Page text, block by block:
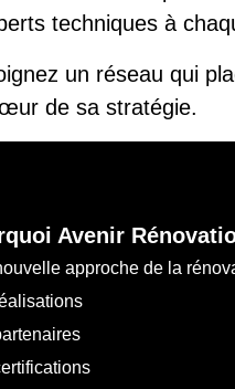
techniques à
un réseau qui
de sa stratégie.
Avenir
approche de la